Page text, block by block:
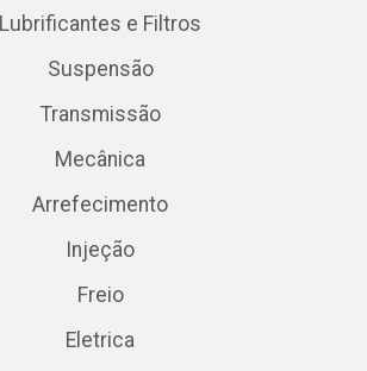
Lubrificantes e Filtros
Suspensão
Transmissão
Mecânica
Arrefecimento
Injeção
Freio
Eletrica